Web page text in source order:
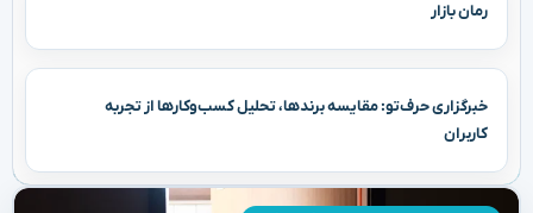
رمان بازار
خبرگزاری حرف‌تو: مقایسه برندها، تحلیل کسب‌وکارها از تجربه
کاربران